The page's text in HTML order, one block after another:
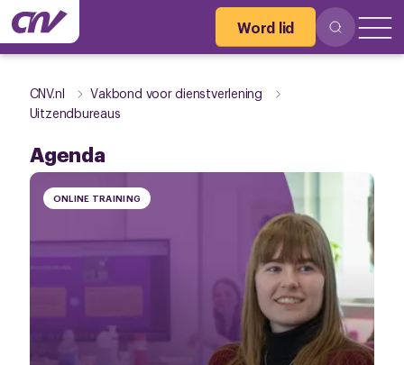
Word lid
CNV.nl
Vakbond voor dienstverlening
Uitzendbureaus
Agenda
ONLINE TRAINING